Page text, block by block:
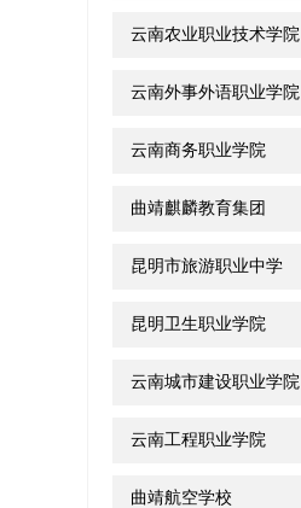
云南农业职业技术学院
云南外事外语职业学院
云南商务职业学院
曲靖麒麟教育集团
昆明市旅游职业中学
昆明卫生职业学院
云南城市建设职业学院
云南工程职业学院
曲靖航空学校